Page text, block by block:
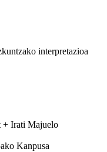
interpretazioa
+ Irati Majuelo
Kanpusa